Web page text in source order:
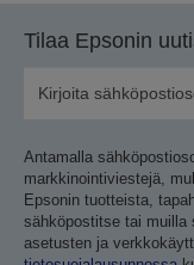
Tilaa Epsonin
Antamalla
markkinointiviestejä,
Epsonin tuotteista,
sähköpostitse tai muilla
asetusten ja